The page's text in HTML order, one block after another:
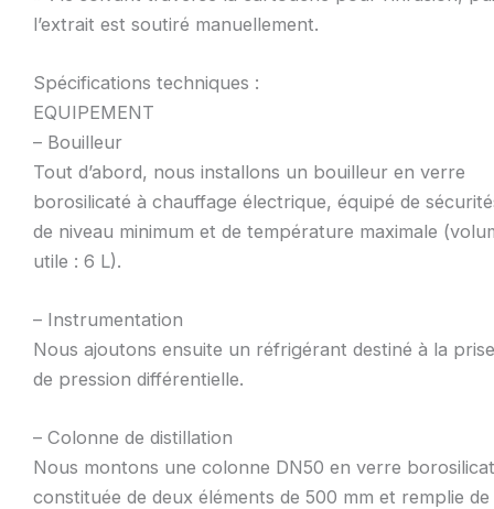
l’extrait est soutiré manuellement.
Spécifications techniques :
EQUIPEMENT
– Bouilleur
Tout d’abord, nous installons un bouilleur en verre
borosilicaté à chauffage électrique, équipé de
de niveau minimum et de température maximale
utile : 6 L).
– Instrumentation
Nous ajoutons ensuite un réfrigérant destiné à la prise
de pression différentielle.
– Colonne de distillation
Nous montons une colonne DN50 en verre
constituée de deux éléments de 500 mm et remplie de